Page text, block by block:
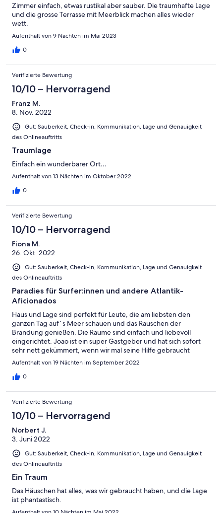
Zimmer einfach, etwas rustikal aber sauber. Die traumhafte Lage
und die grosse Terrasse mit Meerblick machen alles wieder
wett.
Aufenthalt von 9 Nächten im Mai 2023
0
Verifizierte Bewertung
10/10 – Hervorragend
Franz M.
8. Nov. 2022
Gut: Sauberkeit, Check-in, Kommunikation, Lage und Genauigkeit
des Onlineauftritts
Traumlage
Einfach ein wunderbarer Ort…
Aufenthalt von 13 Nächten im Oktober 2022
0
Verifizierte Bewertung
10/10 – Hervorragend
Fiona M.
26. Okt. 2022
Gut: Sauberkeit, Check-in, Kommunikation, Lage und Genauigkeit
des Onlineauftritts
Paradies für Surfer:innen und andere Atlantik-
Aficionados
Haus und Lage sind perfekt für Leute, die am liebsten den
ganzen Tag auf´s Meer schauen und das Rauschen der
Brandung genießen. Die Räume sind einfach und liebevoll
eingerichtet. Joao ist ein super Gastgeber und hat sich sofort
sehr nett gekümmert, wenn wir mal seine Hilfe gebraucht
haben.
Aufenthalt von 19 Nächten im September 2022
0
Verifizierte Bewertung
10/10 – Hervorragend
Norbert J.
3. Juni 2022
Gut: Sauberkeit, Check-in, Kommunikation, Lage und Genauigkeit
des Onlineauftritts
Ein Traum
Das Häuschen hat alles, was wir gebraucht haben, und die Lage
ist phantastisch.